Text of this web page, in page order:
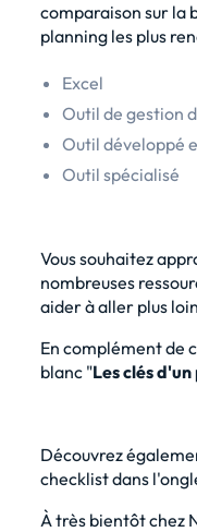
comparaison sur la
planning les plus
Excel
Outil de gestion
Outil développé
Outil spécialisé
Vous souhaitez
nombreuses
aider à aller plus
En complément de
blanc "Les clés
Découvrez
checklist dans
À très bientôt chez